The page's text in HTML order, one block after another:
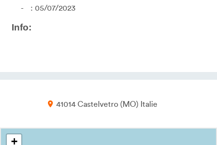
: 05/07/2023
Info:
41014 Castelvetro MO Italie
+